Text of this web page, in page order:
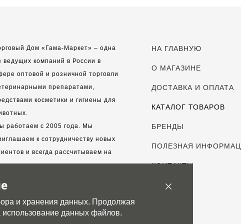
Дом «Гама-Маркет» – одна
ведущих компаний в России в
оптовой и розничной торговли
препаратами,
косметики и гигиены для
работаем с 2005 года. Мы
к сотрудничеству новых
и всегда рассчитываем на
долгосрочные
нас дорог каждый клиент!
НА ГЛАВНУЮ
О МАГАЗИНЕ
ДОСТАВКА И ОПЛАТА
КАТАЛОГ ТОВАРОВ
БРЕНДЫ
ПОЛЕЗНАЯ
КОНТАКТЫ
и хранения данных. Продолжая
использование данных файлов.